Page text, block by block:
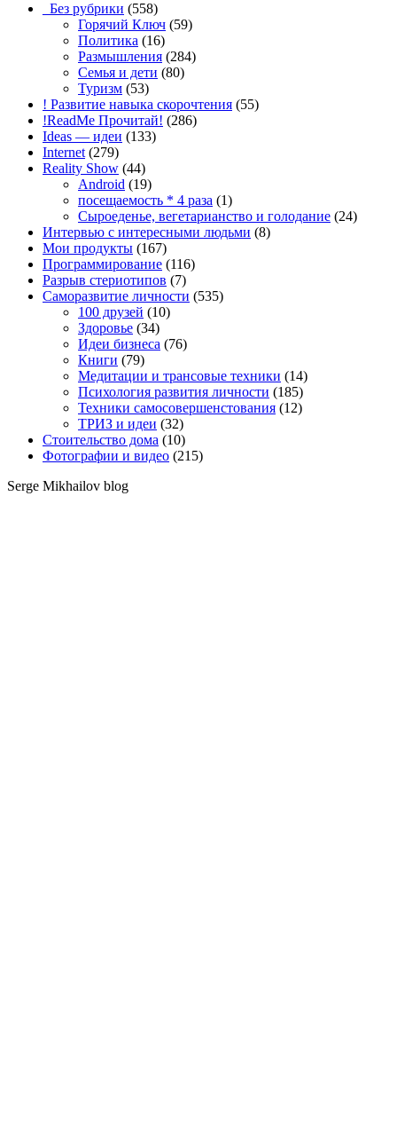
_Без рубрики (558)
Горячий Ключ (59)
Политика (16)
Размышления (284)
Семья и дети (80)
Туризм (53)
! Развитие навыка скорочтения (55)
!ReadMe Прочитай! (286)
Ideas — идеи (133)
Internet (279)
Reality Show (44)
Android (19)
посещаемость * 4 раза (1)
Сыроеденье, вегетарианство и голодание (24)
Интервью с интересными людьми (8)
Мои продукты (167)
Программирование (116)
Разрыв стериотипов (7)
Саморазвитие личности (535)
100 друзей (10)
Здоровье (34)
Идеи бизнеса (76)
Книги (79)
Медитации и трансовые техники (14)
Психология развития личности (185)
Техники самосовершенстования (12)
ТРИЗ и идеи (32)
Стоительство дома (10)
Фотографии и видео (215)
Serge Mikhailov blog